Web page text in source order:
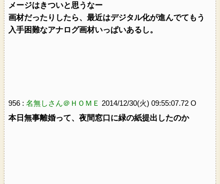
メージはきついと思うなー
画材だったりしたら、最近はデジタル化が進んでてもう
入手困難なアナログ画材いっぱいあるし。
956 : 名無しさん＠ＨＯＭＥ 2014/12/30(火) 09:55:07.72 O
本日無事離婚って、夜間窓口に緑の紙提出したのか